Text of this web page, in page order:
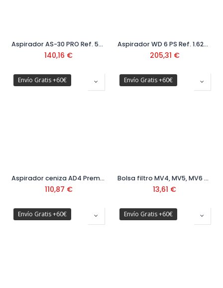
Aspirador AS-30 PRO Ref. 50962
140,16 €
Aspirador WD 6 PS Ref. 1.628-360.0
205,31 €
Envío Gratis +60€
Aspirador ceniza AD4 Premium Ref. 1.629-731.0
110,87 €
Envío Gratis +60€
Bolsa filtro MV4, MV5, MV6 Ref. 2.863-006.0
13,61 €
Envío Gratis +60€ Envío Gratis +60€